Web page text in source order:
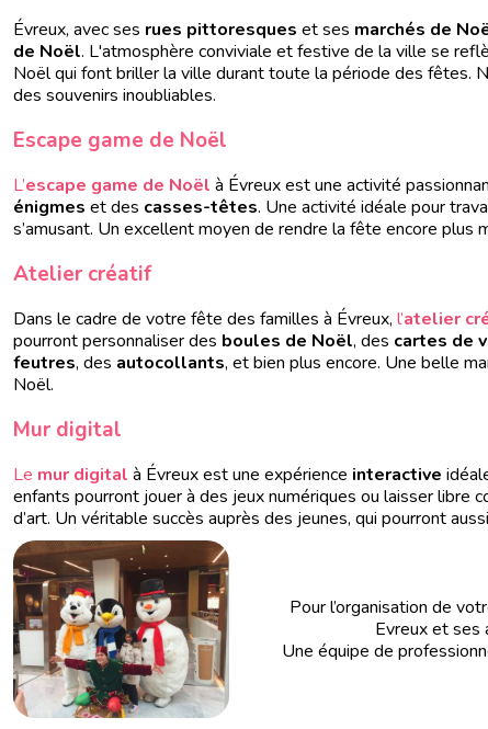
Évreux, avec ses rues pittoresques et ses marchés de
de Noël. L'atmosphère conviviale et festive de la ville se
Noël qui font briller la ville durant toute la période des fêtes.
des souvenirs inoubliables.
Escape game de Noël
L’escape game de Noël à Évreux est une activité
énigmes et des casses-têtes. Une activité idéale pour
s’amusant. Un excellent moyen de rendre la fête encore plus
Atelier créatif
Dans le cadre de votre fête des familles à Évreux, l’atelier
pourront personnaliser des boules de Noël, des cartes de
feutres, des autocollants, et bien plus encore. Une belle
Noël.
Mur digital
Le mur digital à Évreux est une expérience interactive
enfants pourront jouer à des jeux numériques ou laisser libre
d’art. Un véritable succès auprès des jeunes, qui pourront
Pour l’organisation de
Evreux et ses
Une équipe de